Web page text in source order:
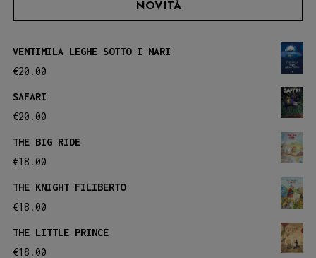
Le
prodotto
opzioni
NOVITÀ
VENTIMILA LEGHE SOTTO I MARI
€20.00
SAFARI
€20.00
THE BIG RIDE
€18.00
THE KNIGHT FILIBERTO
€18.00
THE LITTLE PRINCE
€18.00